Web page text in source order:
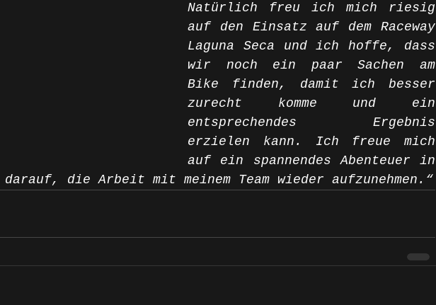
Natürlich freu ich mich riesig
auf den Einsatz auf dem Raceway
Laguna Seca und ich hoffe, dass
wir noch ein paar Sachen am
Bike finden, damit ich besser
zurecht komme und ein
entsprechendes Ergebnis
erzielen kann. Ich freue mich
auf ein spannendes Abenteuer in
darauf, die Arbeit mit meinem Team wieder aufzunehmen.“